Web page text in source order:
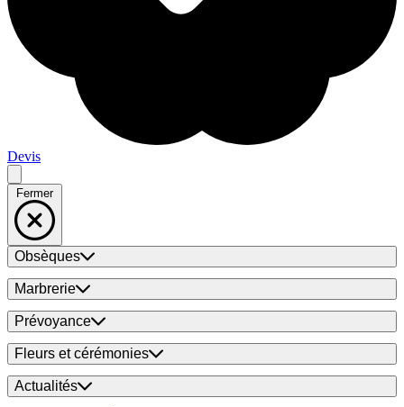
Devis
Fermer
Obsèques
Marbrerie
Prévoyance
Fleurs et cérémonies
Actualités